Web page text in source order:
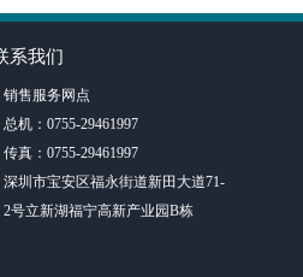
系我们
销售服务网点
总机：0755-29461997
传真：0755-29461997
深圳市宝安区福永街道新田大道71-
2号立新湖福宁高新产业园B栋